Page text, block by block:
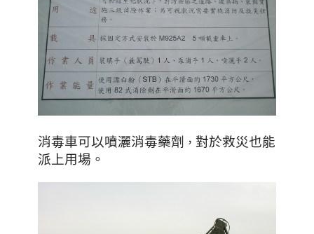
消毒車可以噴灑消毒藥劑 ， 對於救災也能
派上用場 。